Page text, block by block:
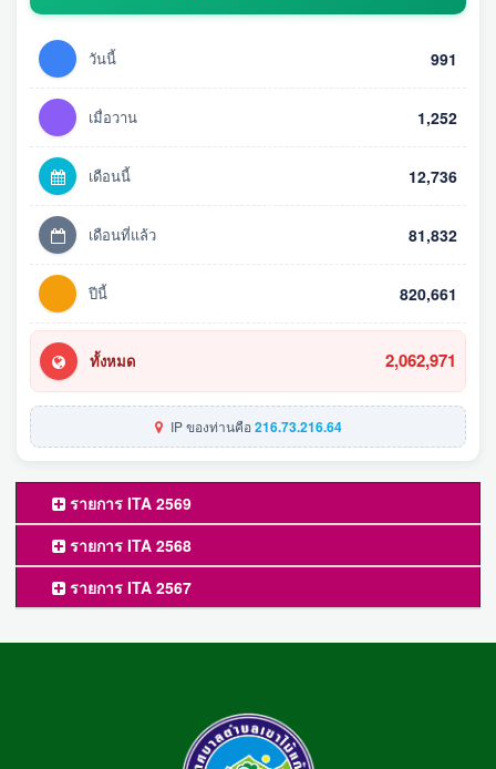
วันนี้ 991
เมื่อวาน 1,252
เดือนนี้ 12,736
เดือนที่แล้ว 81,832
ปีนี้ 820,661
ทั้งหมด 2,062,971
IP ของท่านคือ216.73.216.64
รายการ ITA 2569
รายการ ITA 2568
รายการ ITA 2567